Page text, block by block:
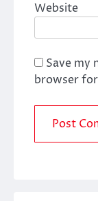
Website
Save my
browser